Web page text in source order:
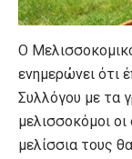
Ο
ενημερώνει ότι
Συλλόγου με τα
μελισσοκόμοι
μελίσσια τους